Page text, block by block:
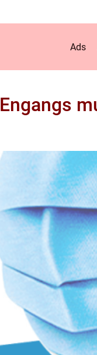
Ads
Engangs